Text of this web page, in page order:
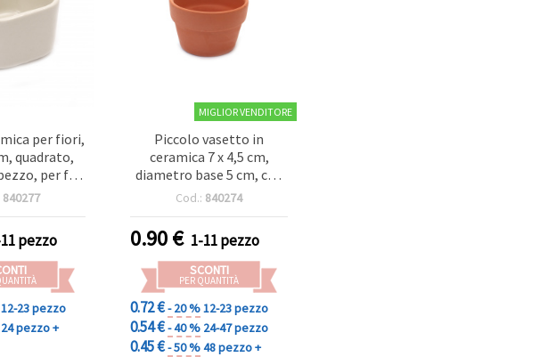
per fiori,
quadrato,
per fai
840277
pezzo
12-23 pezzo
24 pezzo +
MIGLIOR VENDITORE
Piccolo vasetto in
ceramica 7 x 4,5 cm,
diametro base 5 cm, con
foro di drenaggio - 1
Cod.: 840274
0.90€ 1-11 pezzo
SCONTI
PER QUANTITÀ
0.72 €- 20 %12-23 pezzo
0.54 €- 40 % 24-47 pezzo
0.45 €- 50 %48 pezzo +